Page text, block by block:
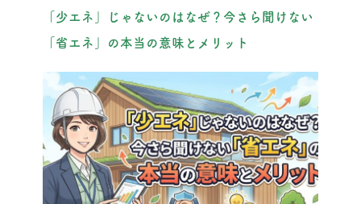
「少エネ」じゃないのはなぜ？今さら聞けない
「省エネ」の本当の意味とメリット